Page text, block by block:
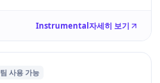
Instrumental자세히 보기
팀 사용 가능